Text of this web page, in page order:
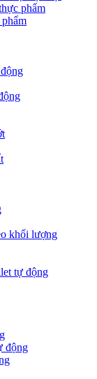
phẩm
khối lượng
tự động
động